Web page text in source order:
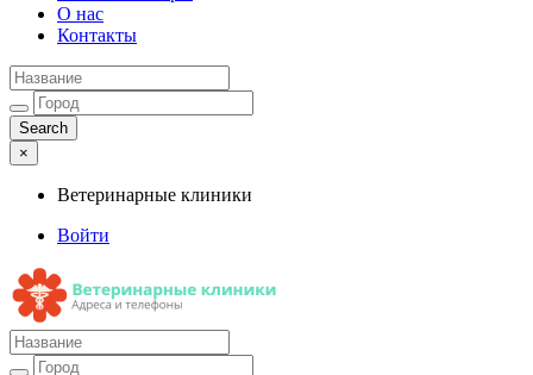
О нас
Контакты
×
Ветеринарные клиники
Войти
Ветеринарные клиники
Адреса и телефоны